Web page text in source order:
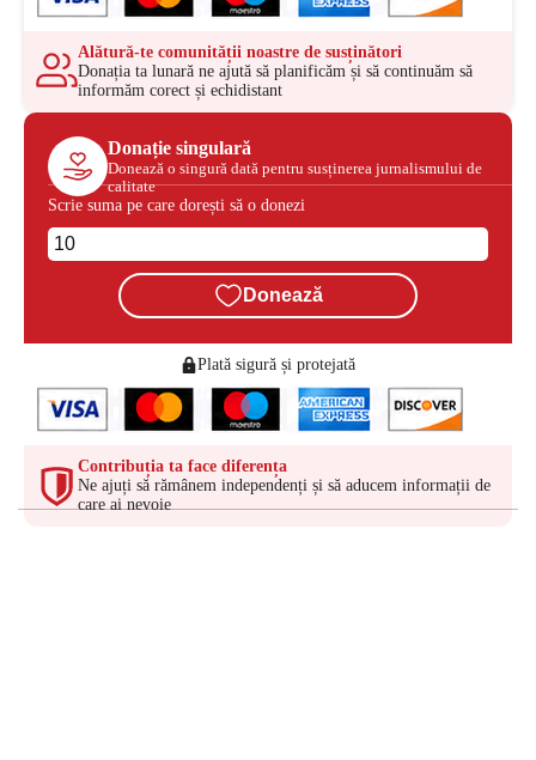
Alătură-te comunității noastre de susținători
Donația ta lunară ne ajută să planificăm și să continuăm să
informăm corect și echidistant
Donație singulară
Donează o singură dată pentru susținerea jurnalismului de
calitate
Scrie suma pe care dorești să o donezi
Donează
Plată sigură și protejată
Contribuția ta face diferența
Ne ajuți să rămânem independenți și să aducem informații de
care ai nevoie